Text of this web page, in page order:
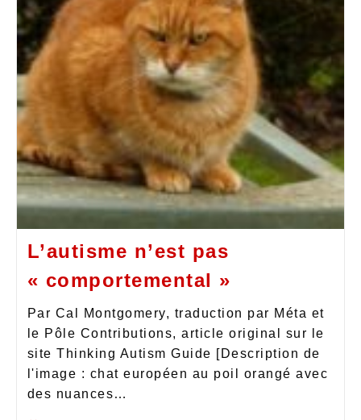
L’autisme n’est pas
« comportemental »
Par Cal Montgomery, traduction par Méta et
le Pôle Contributions, article original sur le
site Thinking Autism Guide [Description de
l'image : chat européen au poil orangé avec
des nuances…